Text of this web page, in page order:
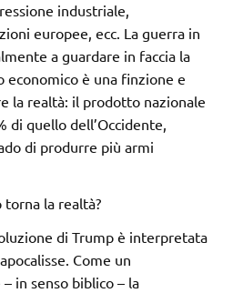
industriale,
europee, ecc. La guerra in
a guardare in faccia la
economico è una finzione e
la realtà: il prodotto nazionale
di quello dell’Occidente,
di produrre più armi
torna la realtà?
di Trump è interpretata
Come un
in senso biblico – la